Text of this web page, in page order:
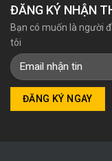
ĐĂNG KÝ NHẬN
Bạn có muốn là người
tôi